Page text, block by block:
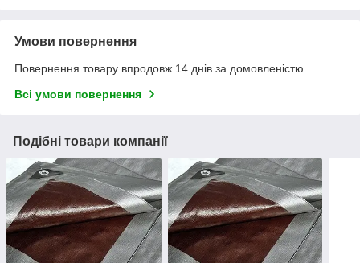
Умови повернення
Повернення товару впродовж 14 днів за домовленістю
Всі умови повернення
Подібні товари компанії